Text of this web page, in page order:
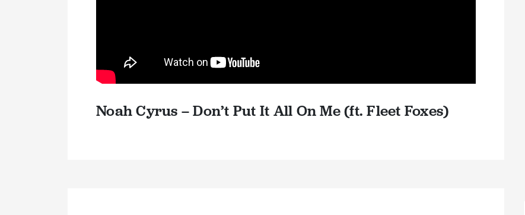
Noah Cyrus – Don’t Put It All On Me (ft. Fleet Foxes)